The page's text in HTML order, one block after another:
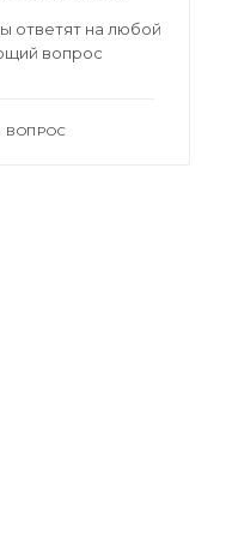
ответят на любой
вопрос
ВОПРОС